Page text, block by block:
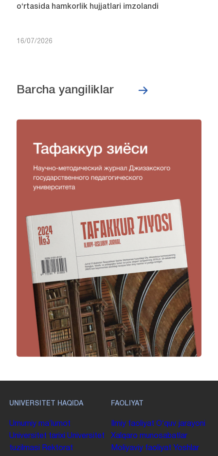
o‘rtasida hamkorlik hujjatlari imzolandi
16/07/2026
Barcha yangiliklar
UNIVERSITET HAQIDA
Umumiy maʼlumot
Universitet tarixi Universitet
tuzilmasi
Rektorat
FAOLIYAT
Ilmiy faoliyat Oʻquv jarayoni
Xalqaro munosabatlar
Moliyaviy faoliyat Yoshlar